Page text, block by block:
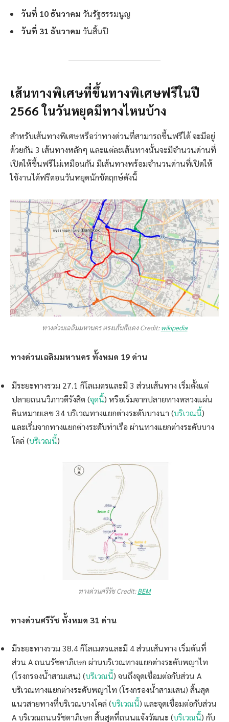
วันที่ 10 ธันวาคม วันรัฐธรรมนูญ
วันที่ 31 ธันวาคม วันสิ้นปี
เส้นทางพิเศษที่ขึ้นทางพิเศษฟรีในปี
2566 ในวันหยุดมีทางไหนบ้าง
สำหรับเส้นทางพิเศษหรือว่าทางด่วนที่สามารถขึ้นฟรีได้ จะมีอยู่
ด้วยกัน 3 เส้นทางหลักๆ และแต่ละเส้นทางนั้นจะมีจำนวนด่านที่
เปิดให้ขึ้นฟรีไม่เหมือนกัน มีเส้นทางพร้อมจำนวนด่านที่เปิดให้
ใช้งานได้ฟรีตอนวันหยุดนักขัตฤกษ์ดังนี้
ทางด่วนเฉลิมมหานคร ตรงเส้นสีแดง Credit:wikipedia
ทางด่วนเฉลิมมหานคร ทั้งหมด 19 ด่าน
มีระยะทางรวม 27.1 กิโลเมตรและมี 3 ส่วนเส้นทาง เริ่มตั้งแต่
ปลายถนนวิภาวดีรังสิต (จุดนี้) หรือเริ่มจากปลายทางหลวงแผ่น
ดินหมายเลข 34 บริเวณทางแยกต่างระดับบางนา (บริเวณนี้)
และเริ่มจากทางแยกต่างระดับท่าเรือ ผ่านทางแยกต่างระดับบาง
โคล่ (บริเวณนี้)
ทางด่วนศรีรัช Credit:BEM
ทางด่วนศรีรัช ทั้งหมด 31 ด่าน
มีระยะทางรวม 38.4 กิโลเมตรและมี 4 ส่วนเส้นทาง เริ่มต้นที่
ส่วน A ถนนรัชดาภิเษก ผ่านบริเวณทางแยกต่างระดับพญาไท
(โรงกรองน้ำสามเสน) (บริเวณนี้) จนถึงจุดเชื่อมต่อกับส่วน A
บริเวณทางแยกต่างระดับพญาไท (โรงกรองน้ำสามเสน) สิ้นสุด
แนวสายทางที่บริเวณบางโคล่ (บริเวณนี้) และจุดเชื่อมต่อกับส่วน
A บริเวณถนนรัชดาภิเษก สิ้นสุดที่ถนนแจ้งวัฒนะ (บริเวณนี้) กับ